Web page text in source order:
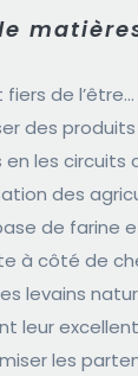
de
des
en les
des
de farine
à côté de
levains
leur
les